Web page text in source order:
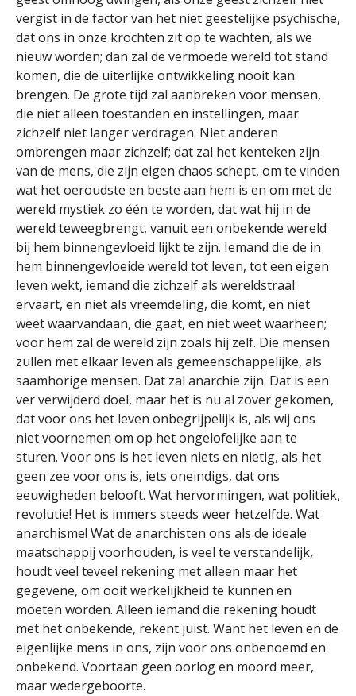
vergist in de factor van het niet geestelijke psychische,
dat ons in onze krochten zit op te wachten, als we
nieuw worden; dan zal de vermoede wereld tot stand
komen, die de uiterlijke ontwikkeling nooit kan
brengen. De grote tijd zal aanbreken voor mensen,
die niet alleen toestanden en instellingen, maar
zichzelf niet langer verdragen. Niet anderen
ombrengen maar zichzelf; dat zal het kenteken zijn
van de mens, die zijn eigen chaos schept, om te vinden
wat het oeroudste en beste aan hem is en om met de
wereld mystiek zo één te worden, dat wat hij in de
wereld teweegbrengt, vanuit een onbekende wereld
bij hem binnengevloeid lijkt te zijn. Iemand die de in
hem binnengevloeide wereld tot leven, tot een eigen
leven wekt, iemand die zichzelf als wereldstraal
ervaart, en niet als vreemdeling, die komt, en niet
weet waarvandaan, die gaat, en niet weet waarheen;
voor hem zal de wereld zijn zoals hij zelf. Die mensen
zullen met elkaar leven als gemeenschappelijke, als
saamhorige mensen. Dat zal anarchie zijn. Dat is een
ver verwijderd doel, maar het is nu al zover gekomen,
dat voor ons het leven onbegrijpelijk is, als wij ons
niet voornemen om op het ongelofelijke aan te
sturen. Voor ons is het leven niets en nietig, als het
geen zee voor ons is, iets oneindigs, dat ons
eeuwigheden belooft. Wat hervormingen, wat politiek,
revolutie! Het is immers steeds weer hetzelfde. Wat
anarchisme! Wat de anarchisten ons als de ideale
maatschappij voorhouden, is veel te verstandelijk,
houdt veel teveel rekening met alleen maar het
gegevene, om ooit werkelijkheid te kunnen en
moeten worden. Alleen iemand die rekening houdt
met het onbekende, rekent juist. Want het leven en de
eigenlijke mens in ons, zijn voor ons onbenoemd en
onbekend. Voortaan geen oorlog en moord meer,
maar wedergeboorte.